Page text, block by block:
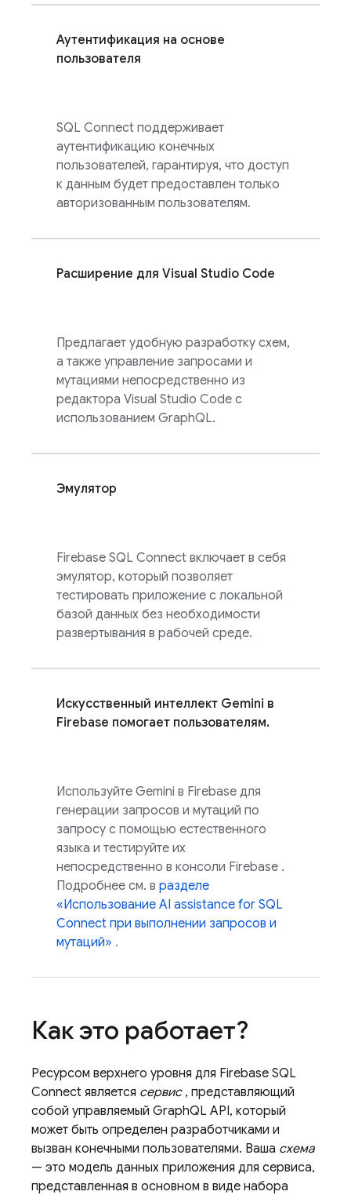
Аутентификация на основе
пользователя
SQL Connect поддерживает
аутентификацию конечных
пользователей, гарантируя, что доступ
к данным будет предоставлен только
авторизованным пользователям.
Расширение для Visual Studio Code
Предлагает удобную разработку схем,
а также управление запросами и
мутациями непосредственно из
редактора Visual Studio Code с
использованием GraphQL.
Эмулятор
Firebase SQL Connect включает в себя
эмулятор, который позволяет
тестировать приложение с локальной
базой данных без необходимости
развертывания в рабочей среде.
Искусственный интеллект Gemini в
Firebase помогает пользователям.
Используйте Gemini в Firebase для
генерации запросов и мутаций по
запросу с помощью естественного
языка и тестируйте их
непосредственно в консоли Firebase .
Подробнее см. в разделе
«Использование AI assistance for SQL
Connect при выполнении запросов и
мутаций» .
Как это работает?
Ресурсом верхнего уровня для Firebase SQL
Connect является сервис, представляющий
собой управляемый GraphQL API, который
может быть определен разработчиками и
вызван конечными пользователями. Ваша схема
— это модель данных приложения для сервиса,
представленная в основном в виде набора